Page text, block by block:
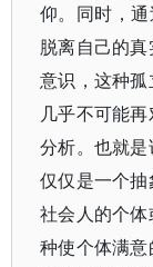
仰。同时，
脱离自己的
意识，这种
几乎不可能
分析。也就
仅仅是一个抽
社会人的个
种使个体满